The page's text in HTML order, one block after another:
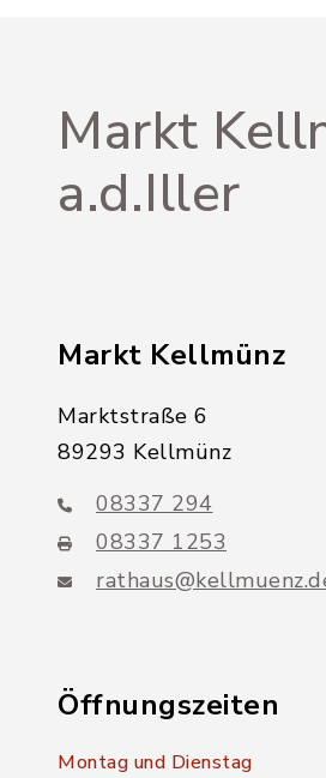
Markt
a.d.Iller
Markt Kellmünz
Marktstraße 6
89293 Kellmünz
08337 294
08337 1253
Öffnungszeiten
Montag und Dienstag